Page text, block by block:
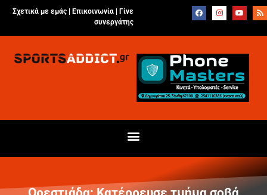
Σχετικά με εμάς | Επικοινωνία
Γίνε
συνεργάτης